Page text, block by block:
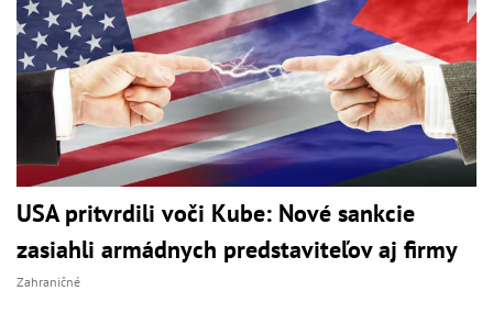
USA pritvrdili voči Kube: Nové sankcie
zasiahli armádnych predstaviteľov aj firmy
Zahraničné